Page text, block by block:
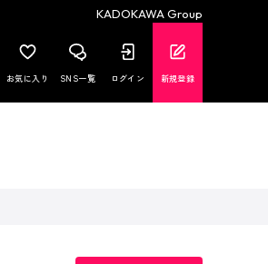
KADOKAWA Group
お気に入り SNS一覧 ログイン 新規登録